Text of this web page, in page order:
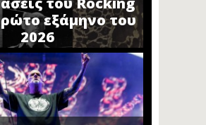
εξάμηνο του
2026